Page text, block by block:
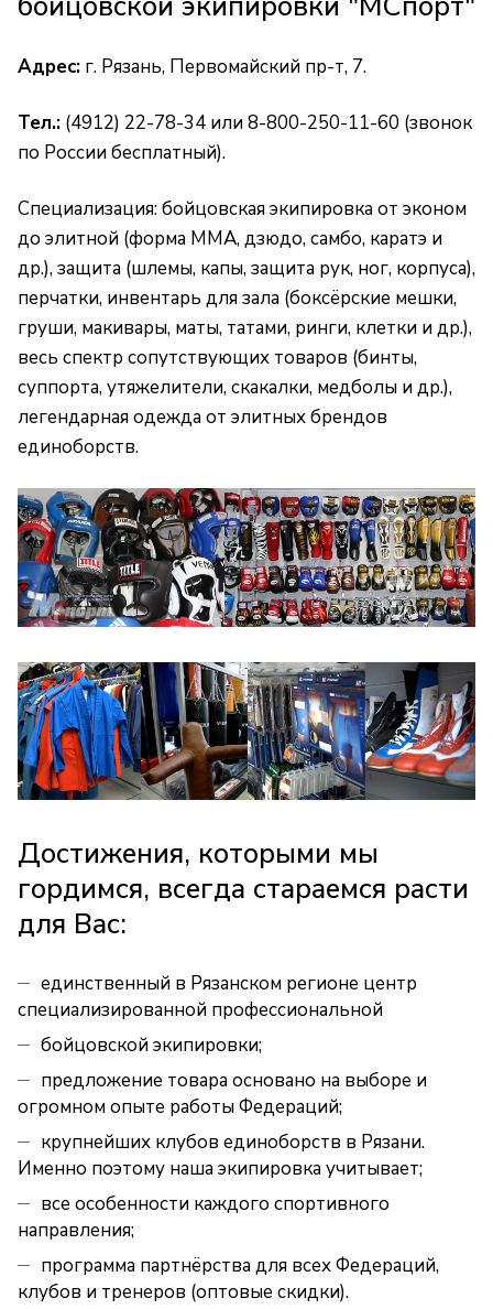
Адрес: г. Рязань, Первомайский пр-т, 7.
Тел.: (4912) 22-78-34 или 8-800-250-11-60 (звонок
по России бесплатный).
Специализация: бойцовская экипировка от эконом
до элитной (форма MMA, дзюдо, самбо, каратэ и
др.), защита (шлемы, капы, защита рук, ног, корпуса),
перчатки, инвентарь для зала (боксёрские мешки,
груши, макивары, маты, татами, ринги, клетки и др.),
весь спектр сопутствующих товаров (бинты,
суппорта, утяжелители, скакалки, медболы и др.),
легендарная одежда от элитных брендов
единоборств.
Достижения, которыми мы
гордимся, всегда стараемся расти
для Вас:
единственный в Рязанском регионе центр
специализированной профессиональной
бойцовской экипировки;
предложение товара основано на выборе и
огромном опыте работы Федераций;
крупнейших клубов единоборств в Рязани.
Именно поэтому наша экипировка учитывает;
все особенности каждого спортивного
направления;
программа партнёрства для всех Федераций,
клубов и тренеров (оптовые скидки).